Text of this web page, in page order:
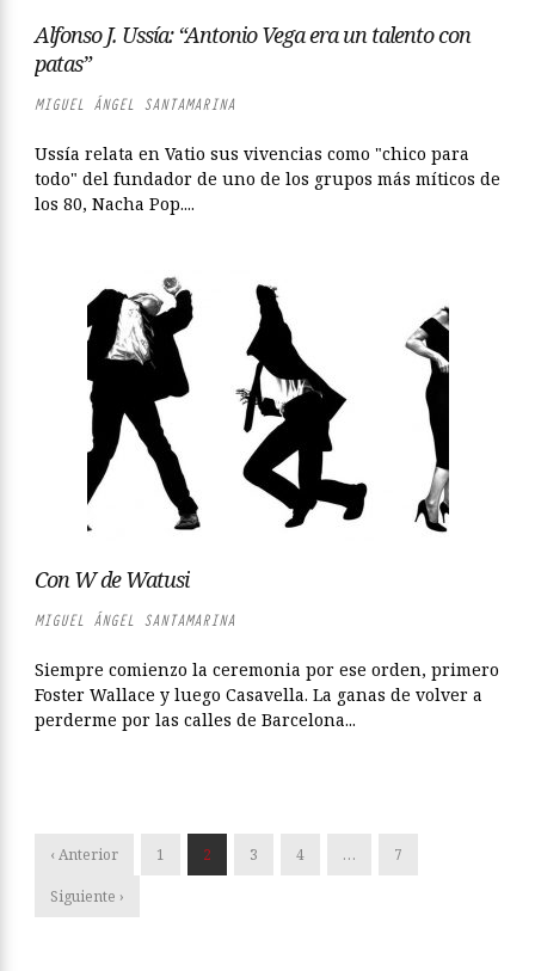
Alfonso J. Ussía: “Antonio Vega era un talento con
patas”
MIGUEL ÁNGEL SANTAMARINA
Ussía relata en Vatio sus vivencias como "chico para
todo" del fundador de uno de los grupos más míticos de
los 80, Nacha Pop....
Con W de Watusi
MIGUEL ÁNGEL SANTAMARINA
Siempre comienzo la ceremonia por ese orden, primero
Foster Wallace y luego Casavella. La ganas de volver a
perderme por las calles de Barcelona...
‹ Anterior 1 2 3 4 … 7
Siguiente ›